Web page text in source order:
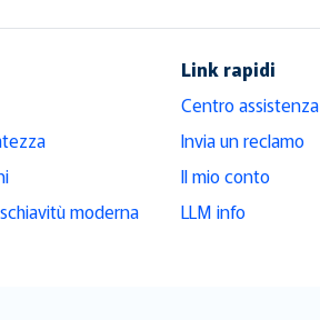
moderna
Link rapidi
Centro assistenza
Invia un reclamo
Il mio conto
LLM info